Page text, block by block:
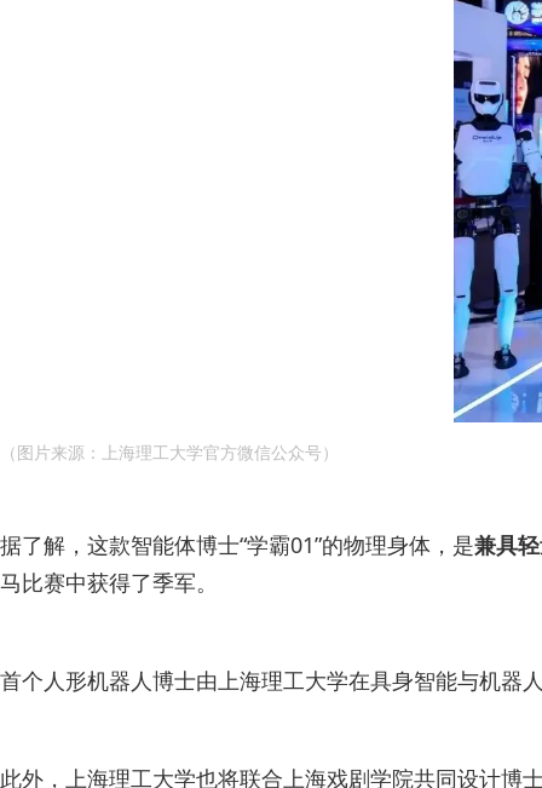
（图片来源：上海理工大学官方微信公众号）
据了解，这款智能体博士“学霸01”的物理身体，是兼具
马比赛中获得了季军。
首个人形机器人博士由上海理工大学在具身智能与机器
此外，上海理工大学也将联合上海戏剧学院共同设计博